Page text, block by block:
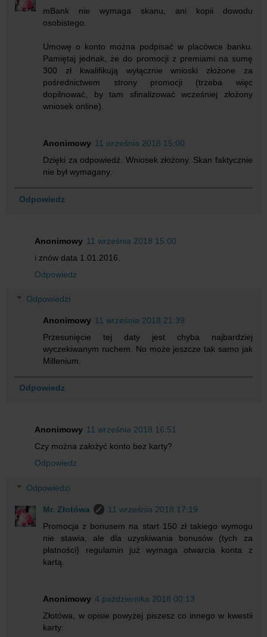
mBank nie wymaga skanu, ani kopii dowodu
osobistego.
Umowę o konto można podpisać w placówce banku.
Pamiętaj jednak, że do promocji z premiami na sumę
300 zł kwalifikują wyłącznie wnioski złożone za
pośrednictwem strony promocji (trzeba więc
dopilnować, by tam sfinalizować wcześniej złożony
wniosek online).
Anonimowy 11 września 2018 15:00
Dzięki za odpowiedź. Wniosek złożony. Skan faktycznie
nie był wymagany.
Odpowiedz
Anonimowy 11 września 2018 15:00
i znów data 1.01.2016.
Odpowiedz
Odpowiedzi
Anonimowy 11 września 2018 21:39
Przesunięcie tej daty jest chyba najbardziej
wyczekiwanym ruchem. No może jeszcze tak samo jak
Millenium.
Odpowiedz
Anonimowy 11 września 2018 16:51
Czy można założyć konto bez karty?
Odpowiedz
Odpowiedzi
Mr. Złotówa
11 września 2018 17:19
Promocja z bonusem na start 150 zł takiego wymogu
nie stawia, ale dla uzyskiwania bonusów (tych za
płatności) regulamin już wymaga otwarcia konta z
kartą.
Anonimowy 4 października 2018 00:13
Złotówa, w opisie powyżej piszesz co innego w kwestii
karty: